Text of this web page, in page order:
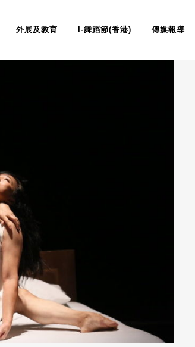
外展及教育 I-舞蹈節(香港) 傳媒報導